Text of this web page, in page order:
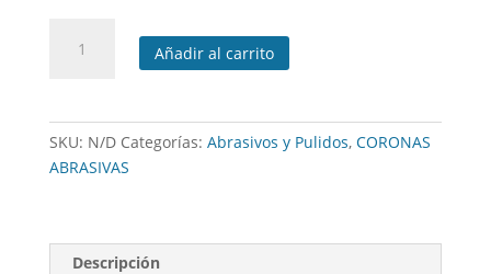
diamante
Añadir al carrito
SKU: N/D Categorías: Abrasivos y Pulidos, CORONAS
ABRASIVAS
Descripción